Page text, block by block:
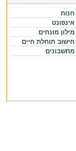
חנות
אינפונט
מילון מונחים
חישוב תוחלת חיים
מחשבונים